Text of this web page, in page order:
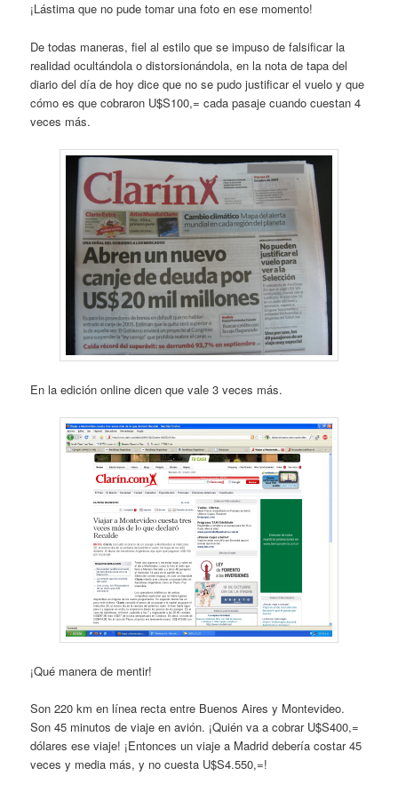
¡Lástima que no pude tomar una foto en ese momento!
De todas maneras, fiel al estilo que se impuso de falsificar la
realidad ocultándola o distorsionándola, en la nota de tapa del
diario del día de hoy dice que no se pudo justificar el vuelo y que
cómo es que cobraron U$S100,= cada pasaje cuando cuestan 4
veces más.
En la edición online dicen que vale 3 veces más.
¡Qué manera de mentir!
Son 220 km en línea recta entre Buenos Aires y Montevideo.
Son 45 minutos de viaje en avión. ¡Quién va a cobrar U$S400,=
dólares ese viaje! ¡Entonces un viaje a Madrid debería costar 45
veces y media más, y no cuesta U$S4.550,=!